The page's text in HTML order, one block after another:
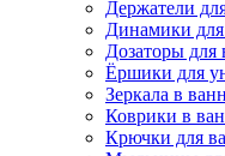
Держатели
Динамики
Дозаторы для
Ёршики для
Зеркала в
Коврики в
Крючки для